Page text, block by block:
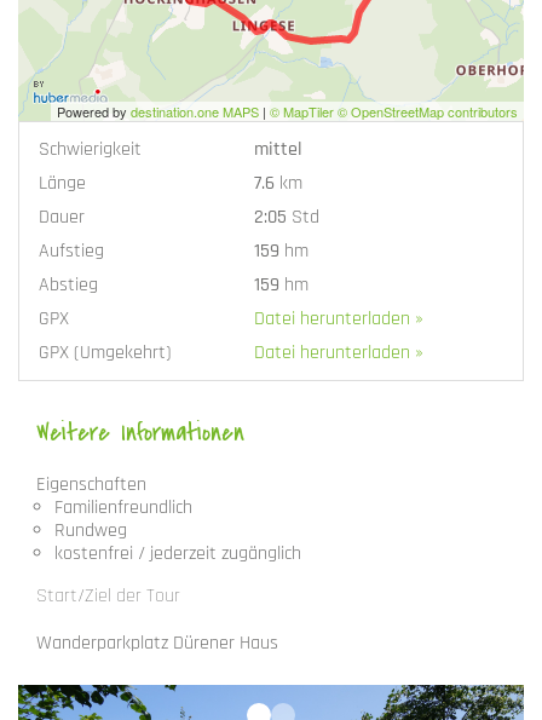
Powered by destination.one MAPS | © MapTiler © OpenStreetMap contributors
Schwierigkeit
mittel
Länge
7.6 km
Dauer
2:05 Std
Aufstieg
159 hm
Abstieg
159 hm
GPX
Datei herunterladen »
GPX (Umgekehrt)
Datei herunterladen »
Weitere Informationen
Eigenschaften
Familienfreundlich
Rundweg
kostenfrei / jederzeit zugänglich
Start/Ziel der Tour
Wanderparkplatz Dürener Haus